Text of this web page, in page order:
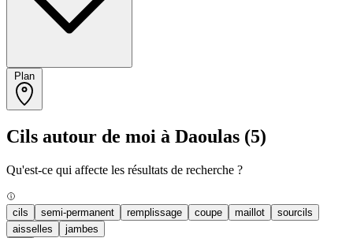
Cils autour de moi à Daoulas (5)
Qu'est-ce qui affecte les résultats de recherche ?
cils semi-permanent remplissage coupe maillot
sourcils
aisselles
jambes